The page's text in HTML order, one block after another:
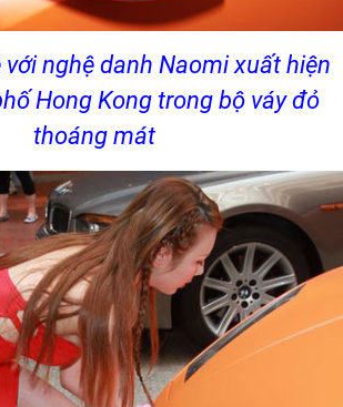
nghệ danh Naomi xuất hiện
Hong Kong trong bộ váy đỏ
thoáng mát